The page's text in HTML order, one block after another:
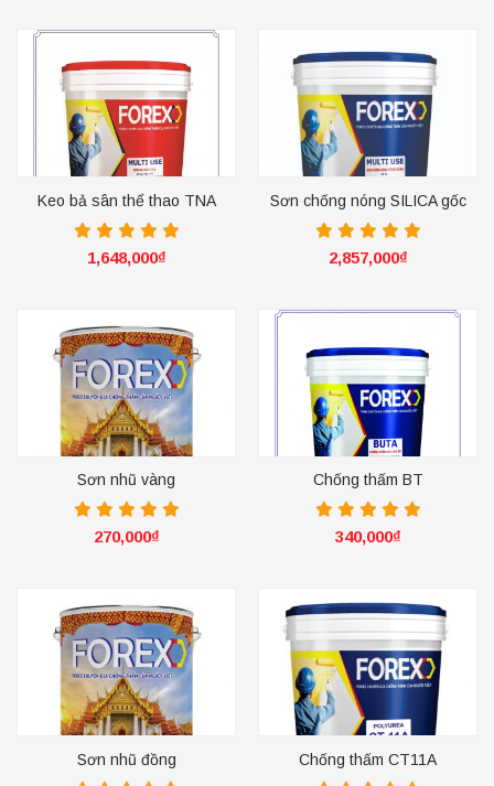
Keo bả sân thể thao TNA
1,648,000₫
Sơn chống nóng SILICA gốc
nước
2,857,000₫
Sơn nhũ vàng
270,000₫
Chống thấm BT
340,000₫
Sơn nhũ đồng Chống thấm CT11A